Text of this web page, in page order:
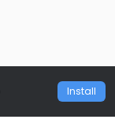
Install